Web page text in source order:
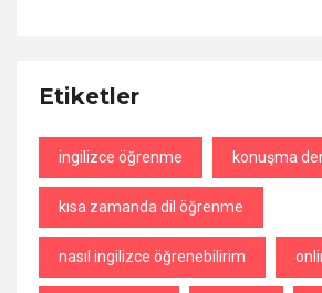
Etiketler
ingilizce öğrenme konuşma
kısa zamanda dil öğrenme
nasıl ingilizce öğrenebilirim